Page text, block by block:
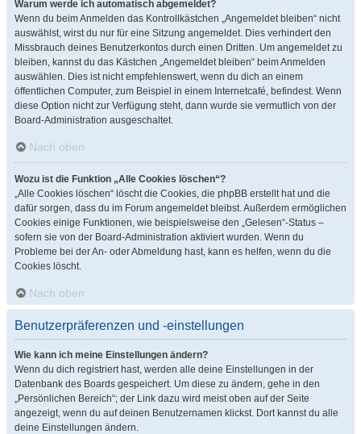
Warum werde ich automatisch abgemeldet?
Wenn du beim Anmelden das Kontrollkästchen „Angemeldet bleiben“ nicht
auswählst, wirst du nur für eine Sitzung angemeldet. Dies verhindert den
Missbrauch deines Benutzerkontos durch einen Dritten. Um angemeldet zu
bleiben, kannst du das Kästchen „Angemeldet bleiben“ beim Anmelden
auswählen. Dies ist nicht empfehlenswert, wenn du dich an einem
öffentlichen Computer, zum Beispiel in einem Internetcafé, befindest. Wenn
diese Option nicht zur Verfügung steht, dann wurde sie vermutlich von der
Board-Administration ausgeschaltet.
Nach oben
Wozu ist die Funktion „Alle Cookies löschen“?
„Alle Cookies löschen“ löscht die Cookies, die phpBB erstellt hat und die
dafür sorgen, dass du im Forum angemeldet bleibst. Außerdem ermöglichen
Cookies einige Funktionen, wie beispielsweise den „Gelesen“-Status –
sofern sie von der Board-Administration aktiviert wurden. Wenn du
Probleme bei der An- oder Abmeldung hast, kann es helfen, wenn du die
Cookies löscht.
Nach oben
Benutzerpräferenzen und -einstellungen
Wie kann ich meine Einstellungen ändern?
Wenn du dich registriert hast, werden alle deine Einstellungen in der
Datenbank des Boards gespeichert. Um diese zu ändern, gehe in den
„Persönlichen Bereich“; der Link dazu wird meist oben auf der Seite
angezeigt, wenn du auf deinen Benutzernamen klickst. Dort kannst du alle
deine Einstellungen ändern.